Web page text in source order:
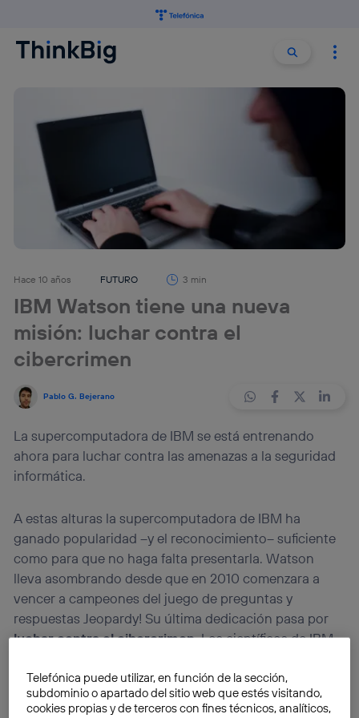
Buscar
Hace 10 años FUTURO 3 min
IBM Watson tiene una nueva
misión: luchar contra el
cibercrimen
Pablo G. Bejerano
La supercomputadora de IBM se está entrenando
ahora para luchar contra las amenazas a la seguridad
informática.
A estas alturas la supercomputadora de IBM ha
ganado popularidad –y el reconocimiento– suficiente
como para que no haga falta presentarla. Watson
lleva asombrando desde que en 2010 comenzara a
vencer a campeones del juego de preguntas y
respuestas Jeopardy! Su última dedicación pasa por
luchar contra el cibercrimen. Los científicos de IBM
amenazas y reaccionar ante ellas.
Telefónica puede utilizar, en función de la sección,
subdominio o apartado del sitio web que estés visitando,
cookies propias y de terceros con fines técnicos, analíticos,